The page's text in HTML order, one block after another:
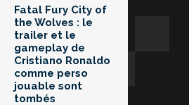
Fatal Fury City of
the Wolves : le
trailer et le
gameplay de
Cristiano Ronaldo
comme perso
jouable sont
tombés